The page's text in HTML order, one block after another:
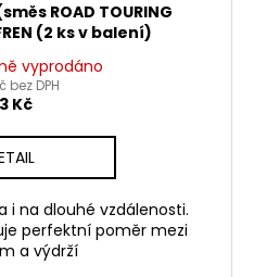
ROAD TOURING
(2 ks v balení)
vyprodáno
bez DPH
Kč
i na dlouhé vzdálenosti.
perfektní poměr mezi
a výdrží